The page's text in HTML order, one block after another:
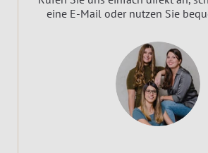
eine E-Mail oder nutzen Sie